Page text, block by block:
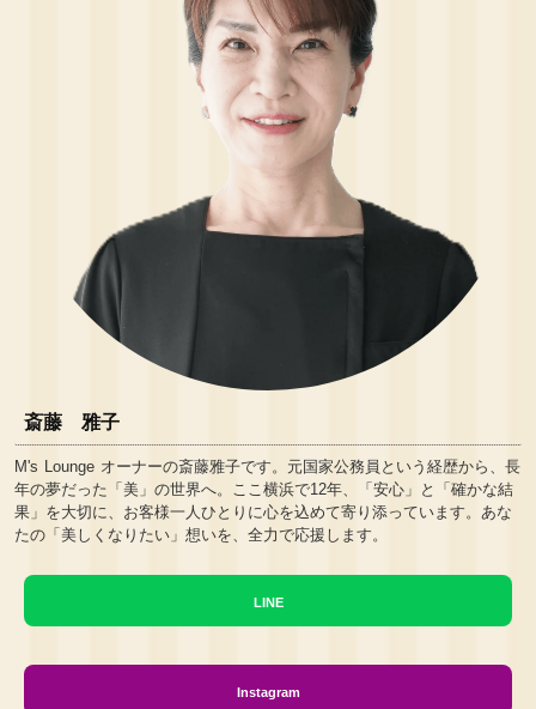
斎藤 雅子
M's Lounge オーナーの斎藤雅子です。元国家公務員という経歴から、長
年の夢だった「美」の世界へ。ここ横浜で12年、「安心」と「確かな結
果」を大切に、お客様一人ひとりに心を込めて寄り添っています。あな
たの「美しくなりたい」想いを、全力で応援します。
LINE
Instagram